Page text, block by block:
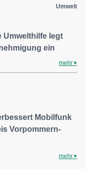
Umwelt
Umwelthilfe legt
ein
mehr
Mobilfunk
Vorpommern-
mehr